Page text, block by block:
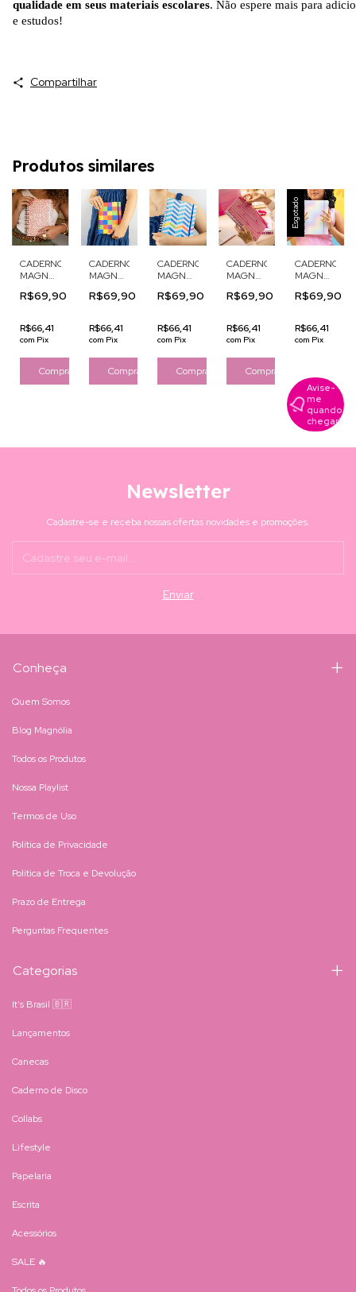
qualidade em seus materiais escolares. Não espere mais para
e estudos!
Compartilhar
Produtos similares
CADERNO
MAGNOLIA
BOHO
R$69,90
R$66,41
com Pix
CADERNO
MAGNOLIA
ORIGEM
R$69,90
R$66,41
com Pix
CADERNO
MAGNOLIA
ORIGEM
R$69,90
R$66,41
com Pix
CADERNO
MAGNOLIA
LOVE
R$69,90
R$66,41
com Pix
Esgotado
CADERNO
MAGNOLIA
CANDY
R$69,90
R$66,41
com Pix
Avise-
me
quando
chegar!
Newsletter
Cadastre-se e receba nossas ofertas novidades e promoções.
Conheça
Quem Somos
Blog Magnólia
Todos os Produtos
Nossa Playlist
Termos de Uso
Política de Privacidade
Política de Troca e Devolução
Prazo de Entrega
Perguntas Frequentes
Categorias
It's Brasil 🇧🇷
Lançamentos
Canecas
Caderno de Disco
Collabs
Lifestyle
Papelaria
Escrita
Acessórios
SALE 🔥